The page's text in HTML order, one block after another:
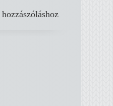
hozzászóláshoz